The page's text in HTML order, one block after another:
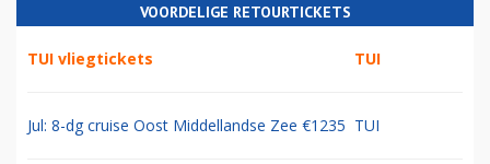
VOORDELIGE RETOURTICKETS
TUI vliegtickets TUI
Jul: 8-dg cruise Oost Middellandse Zee €1235 TUI